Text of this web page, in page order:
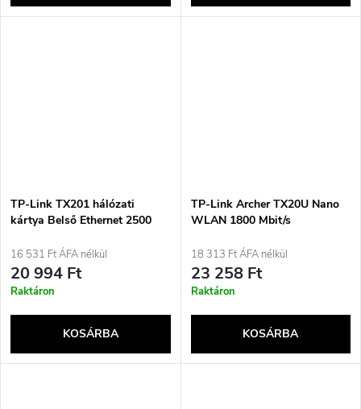
TP-Link TX201 hálózati
kártya Belső Ethernet 2500
16 531 Ft ÁFA nélkül
20 994 Ft
Raktáron
KOSÁRBA
TP-Link Archer TX20U Nano
WLAN 1800 Mbit/s
18 313 Ft ÁFA nélkül
23 258 Ft
Raktáron
KOSÁRBA